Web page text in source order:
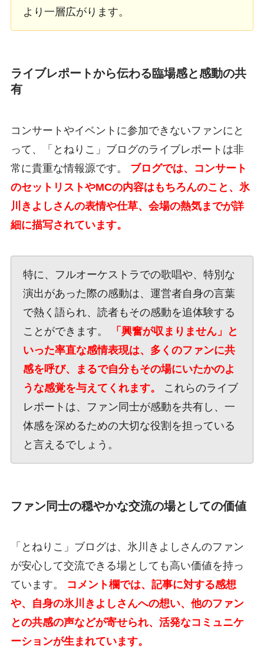
より一層広がります。
ライブレポートから伝わる臨場感と感動の共
有
コンサートやイベントに参加できないファンにと
って、「とねりこ」ブログのライブレポートは非
常に貴重な情報源です。 ブログでは、コンサート
のセットリストやMCの内容はもちろんのこと、氷
川きよしさんの表情や仕草、会場の熱気までが詳
細に描写されています。
特に、フルオーケストラでの歌唱や、特別な
演出があった際の感動は、運営者自身の言葉
で熱く語られ、読者もその感動を追体験する
ことができます。
「興奮が収まりません」と
いった率直な感情表現は、多くのファンに共
感を呼び、まるで自分もその場にいたかのよ
うな感覚を与えてくれます。
これらのライブ
レポートは、ファン同士が感動を共有し、一
体感を深めるための大切な役割を担っている
と言えるでしょう。
ファン同士の穏やかな交流の場としての価値
「とねりこ」ブログは、氷川きよしさんのファン
が安心して交流できる場としても高い価値を持っ
ています。
コメント欄では、記事に対する感想
や、自身の氷川きよしさんへの想い、他のファン
との共感の声などが寄せられ、活発なコミュニケ
ーションが生まれています。